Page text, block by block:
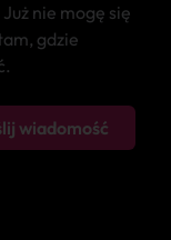
nie mogę się
gdzie
wiadomość